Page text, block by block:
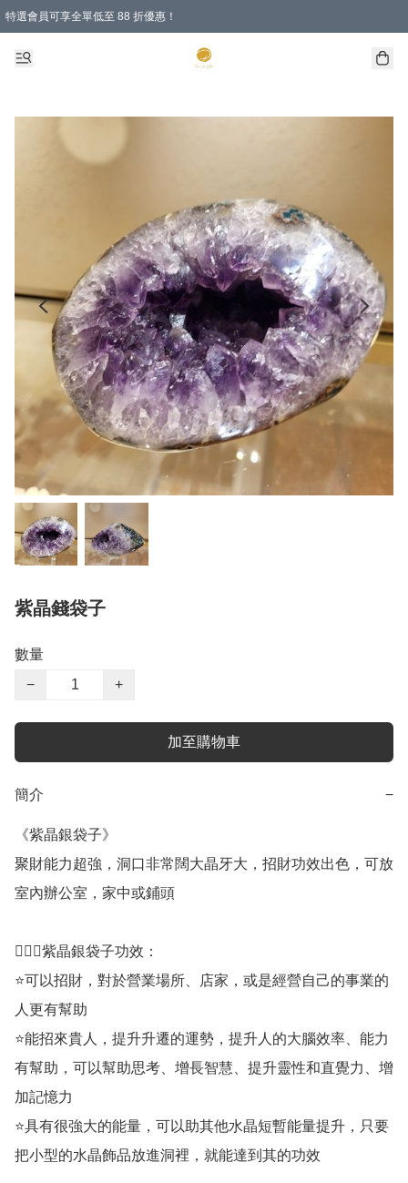
特選會員可享全單低至 88 折優惠！
紫晶錢袋子
數量
−
+
加至購物車
簡介 −
《紫晶銀袋子》
聚財能力超強，洞口非常闊大晶牙大，招財功效出色，可放
室內辦公室，家中或鋪頭
💁🏼‍♀️紫晶銀袋子功效：
⭐️可以招財，對於營業場所、店家，或是經營自己的事業的
人更有幫助
⭐️能招來貴人，提升升遷的運勢，提升人的大腦效率、能力
有幫助，可以幫助思考、增長智慧、提升靈性和直覺力、增
加記憶力
⭐️具有很強大的能量，可以助其他水晶短暫能量提升，只要
把小型的水晶飾品放進洞裡，就能達到其的功效